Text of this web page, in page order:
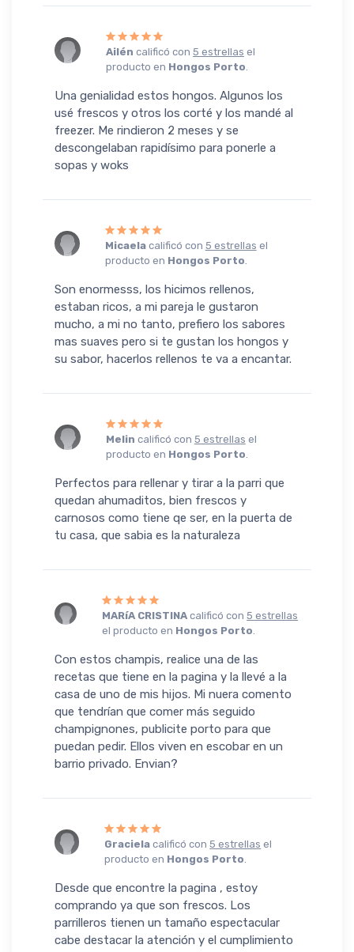
Ailén calificó con 5 estrellas el
producto en Hongos Porto.
Una genialidad estos hongos. Algunos los
usé frescos y otros los corté y los mandé al
freezer. Me rindieron 2 meses y se
descongelaban rapidísimo para ponerle a
sopas y woks
Micaelacalificó con 5 estrellas el
producto en Hongos Porto.
Son enormesss, los hicimos rellenos,
estaban ricos, a mi pareja le gustaron
mucho, a mi no tanto, prefiero los sabores
mas suaves pero si te gustan los hongos y
su sabor, hacerlos rellenos te va a encantar.
Melin calificó con 5 estrellas el
producto en Hongos Porto.
Perfectos para rellenar y tirar a la parri que
quedan ahumaditos, bien frescos y
carnosos como tiene qe ser, en la puerta de
tu casa, que sabia es la naturaleza
MARíA CRISTINA calificó con5 estrellas
el producto en Hongos Porto.
Con estos champis, realice una de las
recetas que tiene en la pagina y la llevé a la
casa de uno de mis hijos. Mi nuera comento
que tendrían que comer más seguido
champignones, publicite porto para que
puedan pedir. Ellos viven en escobar en un
barrio privado. Envian?
Graciela calificó con5 estrellas el
producto en Hongos Porto.
Desde que encontre la pagina , estoy
comprando ya que son frescos. Los
parrilleros tienen un tamaño espectacular
cabe destacar la atención y el cumplimiento